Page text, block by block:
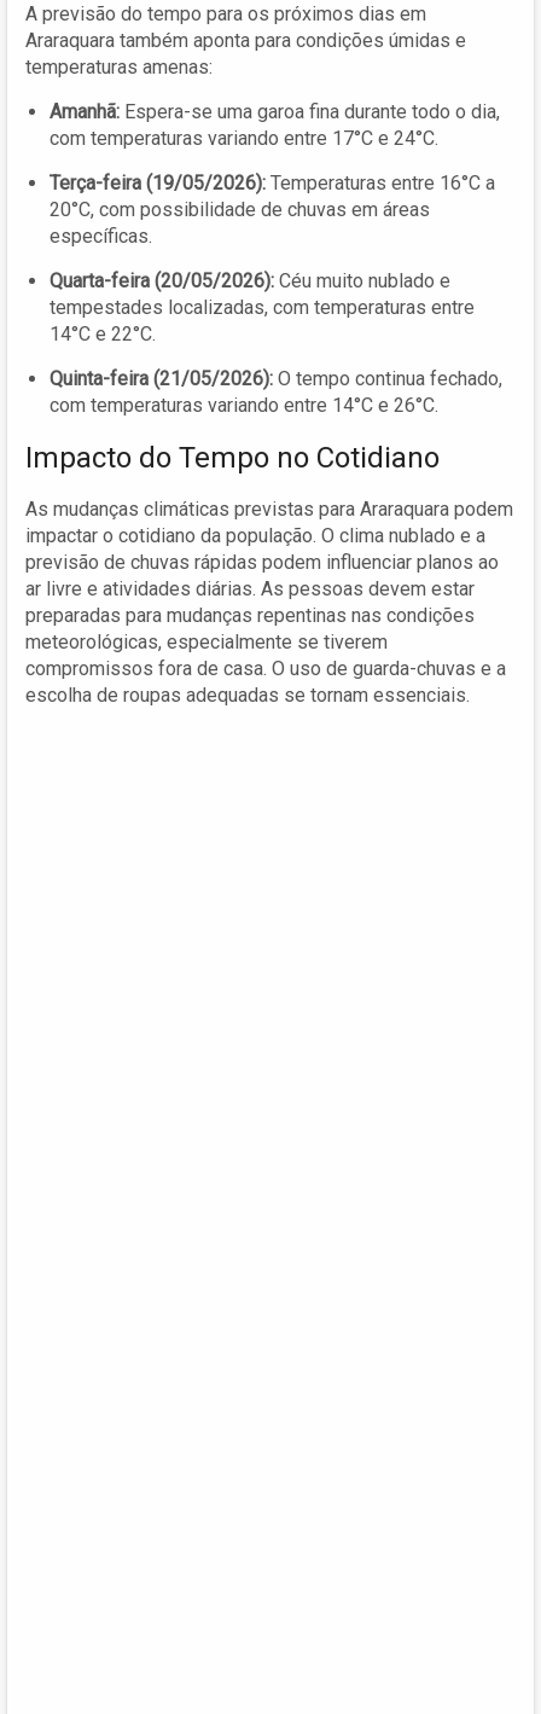
A previsão do tempo para os próximos dias em
Araraquara também aponta para condições úmidas e
temperaturas amenas:
Amanhã: Espera-se uma garoa fina durante todo o dia,
com temperaturas variando entre 17°C e 24°C.
Terça-feira (19/05/2026): Temperaturas entre 16°C a
20°C, com possibilidade de chuvas em áreas
específicas.
Quarta-feira (20/05/2026): Céu muito nublado e
tempestades localizadas, com temperaturas entre
14°C e 22°C.
Quinta-feira (21/05/2026): O tempo continua fechado,
com temperaturas variando entre 14°C e 26°C.
Impacto do Tempo no Cotidiano
As mudanças climáticas previstas para Araraquara podem
impactar o cotidiano da população. O clima nublado e a
previsão de chuvas rápidas podem influenciar planos ao
ar livre e atividades diárias. As pessoas devem estar
preparadas para mudanças repentinas nas condições
meteorológicas, especialmente se tiverem
compromissos fora de casa. O uso de guarda-chuvas e a
escolha de roupas adequadas se tornam essenciais.